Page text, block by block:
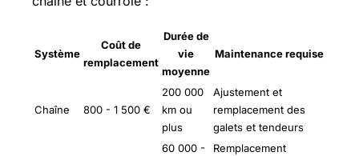
Système
Coût de
remplacement
Durée de
vie
moyenne
Maintenance requise
Chaîne 800 - 1 500 €
200 000
km ou
plus
Ajustement et
remplacement des
galets et tendeurs
60 000 -
Remplacement